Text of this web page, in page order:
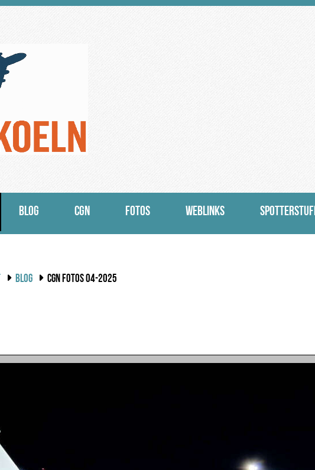
BLOG CGN FOTOS WEBLINKS
BLOG CGN FOTOS 04-2025